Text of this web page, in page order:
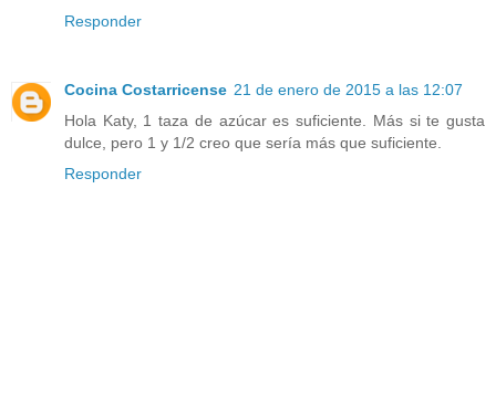
Responder
Cocina Costarricense 21 de enero de 2015 a las 12:07
Hola Katy, 1 taza de azúcar es suficiente. Más si te gusta
dulce, pero 1 y 1/2 creo que sería más que suficiente.
Responder